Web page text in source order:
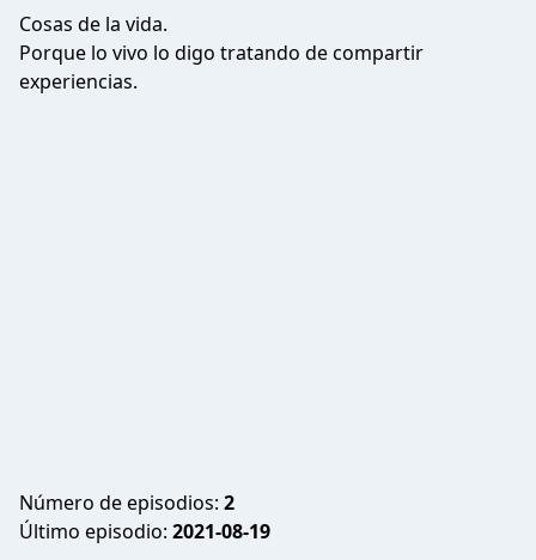
Cosas de la vida.
Porque lo vivo lo digo tratando de compartir
experiencias.
Número de episodios: 2
Último episodio: 2021-08-19